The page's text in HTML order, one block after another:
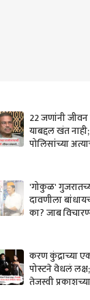
22 जणांनी
याबद्दल खंत नाही;
पोलिसांच्या
प्रकाश आंबेडकरांनी
प्रधानांच्या
केली चिरफाड
'गोकुळ'
दावणीला
का? जाब
राजू शेट्टींचा
करण कुंद्राच्या
पोस्टने वेधलं लक्ष;
तेजस्वी प्रकाशच्या